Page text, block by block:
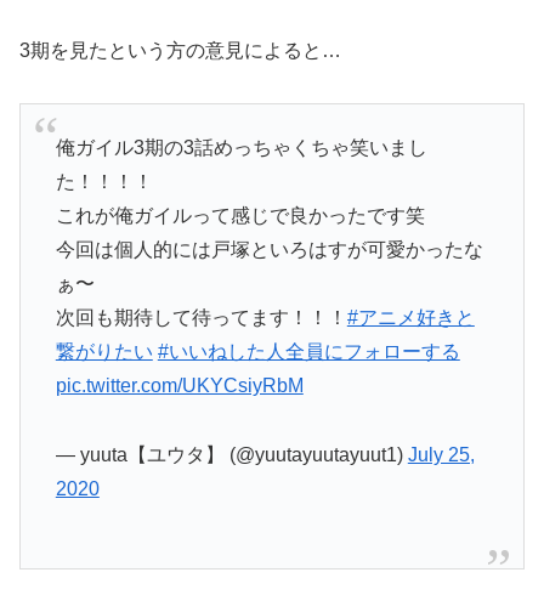
3期を見たという方の意見によると…
俺ガイル3期の3話めっちゃくちゃ笑いまし
た！！！！
これが俺ガイルって感じで良かったです笑
今回は個人的には戸塚といろはすが可愛かったな
ぁ〜
次回も期待して待ってます！！！ #アニメ好きと
繋がりたい #いいねした人全員にフォローする
pic.twitter.com/UKYCsiyRbM
— yuuta【ユウタ】 (@yuutayuutayuut1) July 25,
2020